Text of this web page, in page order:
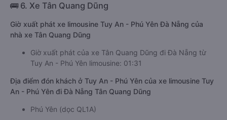
🚌 6. Xe Tân Quang Dũng
Giờ xuất phát xe limousine Tuy An - Phú Yên Đà Nẵng của
nhà xe Tân Quang Dũng
Giờ xuất phát của xe Tân Quang Dũng đi Đà Nẵng từ
Tuy An - Phú Yên limousine: 01:31
Địa điểm đón khách ở Tuy An - Phú Yên của xe limousine Tuy
An - Phú Yên đi Đà Nẵng Tân Quang Dũng
Phú Yên (dọc QL1A)